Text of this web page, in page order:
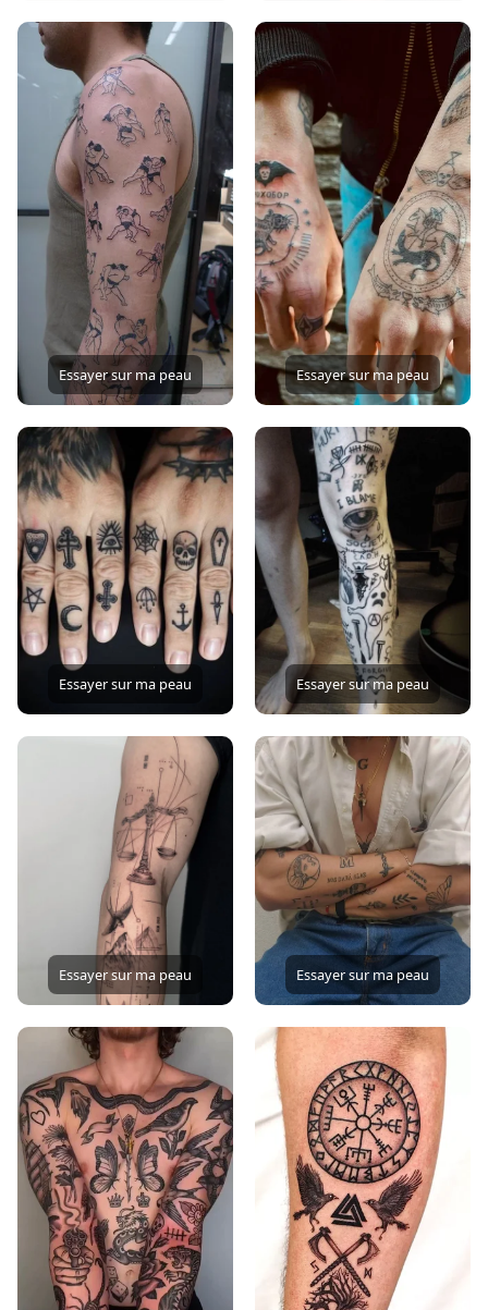
Essayer sur ma peau Essayer sur ma peau
Essayer sur ma peau Essayer sur ma peau
Essayer sur ma peau Essayer sur ma peau